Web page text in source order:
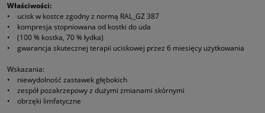
Właściwości:
• ucisk w kostce zgodny z normą RAL_GZ 387
• kompresja stopniowana od kostki do uda
• (100 % kostka, 70 % łydka)
• gwarancja skutecznej terapii uciskowej przez 6 miesięcy użytkowania
Wskazania:
• niewydolność zastawek głębokich
• zespół pozakrzepowy z dużymi zmianami skórnymi
• obrzęki limfatyczne